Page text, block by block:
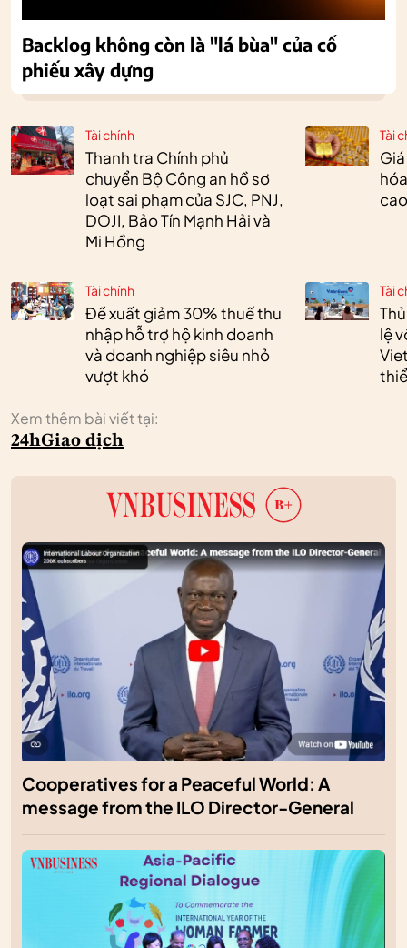
Tài chính
Thanh tra Chính phủ
chuyển Bộ Công an hồ sơ
loạt sai phạm của SJC, PNJ,
DOJI, Bảo Tín Mạnh Hải và
Mi Hồng
Tài chính
Đề xuất giảm 30% thuế thu
nhập hỗ trợ hộ kinh doanh
và doanh nghiệp siêu nhỏ
vượt khó
Tài
Tài
lệ
Xem thêm bài viết tại:
24hGiao dịch
Backlog không còn là "lá bùa" của cổ
phiếu xây dựng
Cooperatives for a Peaceful World: A
message from the ILO Director-General